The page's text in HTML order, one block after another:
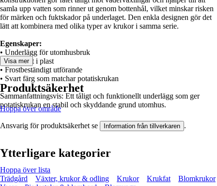
samla upp vatten som rinner ut genom bottenhål, vilket minskar risken
för märken och fuktskador på underlaget. Den enkla designen gör det
lätt att kombinera med olika typer av krukor i samma serie.
Egenskaper:
• Underlägg för utomhusbruk
• Tillverkat i plast
• Frostbeständigt utförande
• Svart färg som matchar potatiskrukan
Sammanfattningsvis: Ett tåligt och funktionellt underlägg som ger
potatiskrukan en stabil och skyddande grund utomhus.
Visa mer
Produktsäkerhet
Hoppa över område
Ansvarig för produktsäkerhet se Information från tillverkaren .
Ytterligare kategorier
Hoppa över lista
Trädgård
Växter, krukor & odling Krukor Krukfat
Blomkrukor